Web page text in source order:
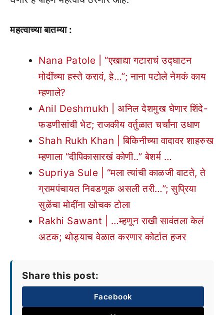
महत्वाच्या बातम्या :
Nana Patole | “एखाद्या गटाराचं उद्घाटन
मोदींच्या हस्ते करावं, हे…”; नाना पटोले नेमकं काय
म्हणाले?
Anil Deshmukh | अनिल देशमुख घेणार शिंदे-
फडणीसांची भेट; राजकीय वर्तुळात चर्चांना उधाण
Shah Rukh Khan | बिकिनीच्या वादावर शाहरुख
म्हणाला “दीपिकासारखं कोणी..” बेशर्म …
Supriya Sule | “मला त्यांची काळजी वाटते, ते
ग्रामपंचायत निवडणूक असली तरी…”; सुप्रिया
सुळेंचा मोदींना खोचक टोला
Rakhi Sawant | …म्हणून राखी सावंतला केलं
अटक; थोड्याच वेळात करणार कोर्टात हजर
Share this post:
Facebook